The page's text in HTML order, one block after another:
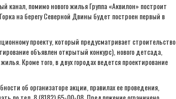
канал, помимо нового жилья Группа «Аквилон» построит
на берегу Северной Двины будет построен первый в
проекту, который предусматривает строительство
объявлен открытый конкурс), нового детсада,
Кроме того, в двух городах ведется проектирование
об организаторе акции, правилах ее проведения,